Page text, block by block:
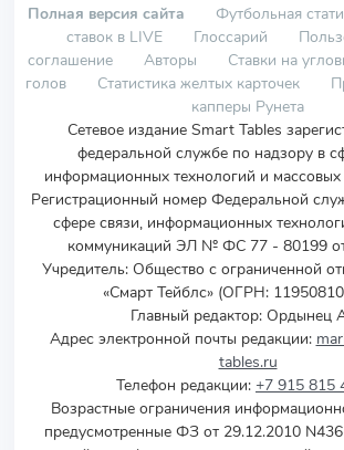
Полная версия сайта Футбольная
ставок в LIVE
Глоссарий
соглашение
Авторы Ставки на
голов
Статистика желтых карточек
капперы Рунета
Сетевое издание Smart Tables
федеральной службе по надзору в
информационных технологий и
Регистрационный номер Федеральной
сфере связи, информационных
коммуникаций ЭЛ № ФС 77 - 80199
Учредитель: Общество с ограниченной
«Смарт Тейблс» (ОГРН:
Главный редактор: Ордынец
Адрес электронной почты редакции:
tables.ru
Телефон редакции: +7 915 815
Возрастные ограничения
предусмотренные ФЗ от 29.12.2010